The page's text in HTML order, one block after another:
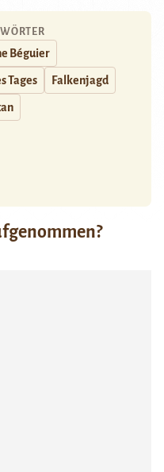
Béguier
Tages Falkenjagd